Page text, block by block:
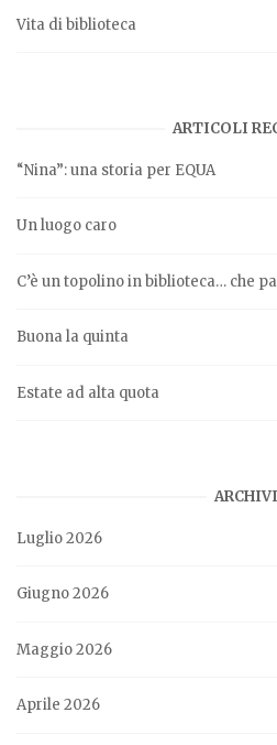
Vita di biblioteca
ARTICOLI
“Nina”: una storia per EQUA
Un luogo caro
C’è un topolino in biblioteca… che
Buona la quinta
Estate ad alta quota
ARCHIVI
Luglio 2026
Giugno 2026
Maggio 2026
Aprile 2026